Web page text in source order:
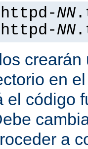
NN
NN
en
el código
a